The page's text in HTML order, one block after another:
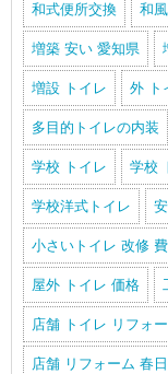
和式便所交換 和
増築 安い 愛知県
増設 トイレ 外 ト
多目的トイレの内装
学校 トイレ 学校
学校洋式トイレ
小さいトイレ 改修
屋外 トイレ 価格
店舗 トイレ リフォ
店舗 リフォーム 春